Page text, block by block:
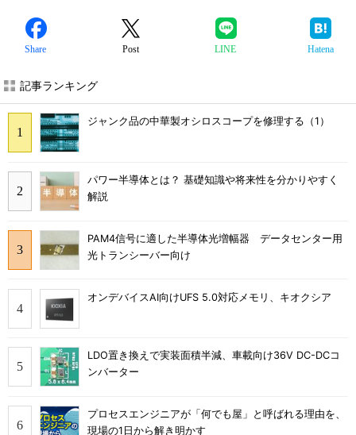
Share Post LINE Hatena
記事ランキング
ジャンク品の中華製オシロスコープを修理する（1）
パワー半導体とは？ 基礎知識や将来性を分かりやすく
解説
PAM4信号に適した半導体光増幅器 データセンター用
光トランシーバー向け
オンデバイスAI向けUFS 5.0対応メモリ、キオクシア
LDO置き換えで実装面積半減、車載向け36V DC-DCコ
ンバーター
プロセスエンジニアが「何でも屋」と呼ばれる理由を、
現場の1日から解き明かす